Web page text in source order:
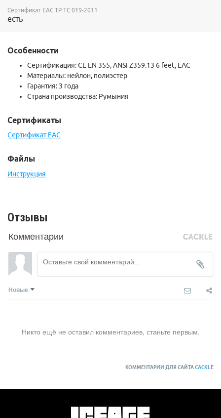
Вес ASAP’SORBER 20 cм - 125 г
Вес ASAP’SORBER 40 cм - 145г
Сертификат ЕАС ТР ТС 019-2011
есть
Особенности
Сертификация: CE EN 355, ANSI Z359.13 6 feet, EAC
Материалы: нейлон, полиэстер
Гарантия: 3 года
Страна производства: Румыния
Сертификаты
Сертификат EAC
Файлы
Инструкция
Отзывы
Комментарии
Новые
Никто ещё не оставил комментариев, станьте первым.
КОММЕНТАРИИ ДЛЯ САЙТАCACKLE